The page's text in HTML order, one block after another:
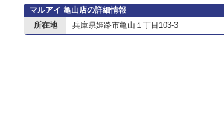
マルアイ 亀山店の詳細情報
所在地
兵庫県姫路市亀山１丁目103-3